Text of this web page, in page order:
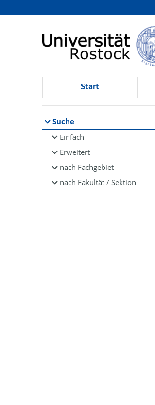
Browsen
direkt zum Inhalt
Start
Suche
Einfach
Erweitert
nach Fachgebiet
nach Fakultät / Sektion